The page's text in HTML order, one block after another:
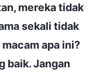
mereka tidak
sekali tidak
apa ini?
baik. Jangan